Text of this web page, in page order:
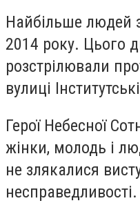
Найбільше людей
2014 року. Цього
розстрілювали
вулиці
Герої Небесної
жінки, молодь і
не злякалися